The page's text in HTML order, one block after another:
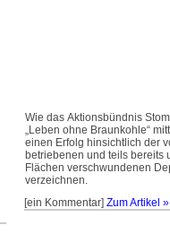
Wie das Aktionsbündnis
„Leben ohne Braunkohle“
einen Erfolg hinsichtlich der
betriebenen und teils bereits
Flächen verschwundenen
verzeichnen.
[ein Kommentar] Zum Artikel »